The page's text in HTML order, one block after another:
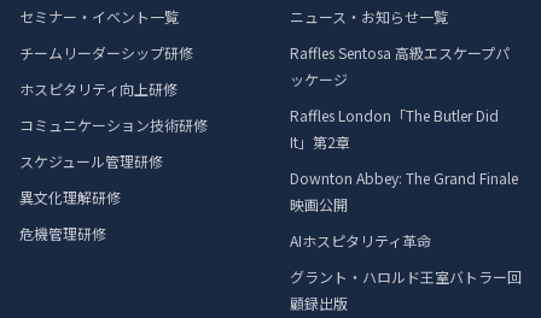
セミナー・イベント一覧
チームリーダーシップ研修
ホスピタリティ向上研修
コミュニケーション技術研修
スケジュール管理研修
異文化理解研修
危機管理研修
ニュース・お知らせ一覧
Raffles Sentosa 高級エスケープパ
ッケージ
Raffles London「The Butler Did
It」第2章
Downton Abbey: The Grand Finale
映画公開
AIホスピタリティ革命
グラント・ハロルド王室バトラー回
顧録出版